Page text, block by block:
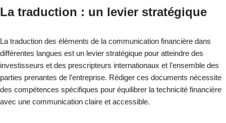
La traduction : un levier stratégique
La traduction des éléments de la communication financière dans
différentes langues est un levier stratégique pour atteindre des
investisseurs et des prescripteurs internationaux et l’ensemble des
parties prenantes de l’entreprise. Rédiger ces documents nécessite
des compétences spécifiques pour équilibrer la technicité financière
avec une communication claire et accessible.